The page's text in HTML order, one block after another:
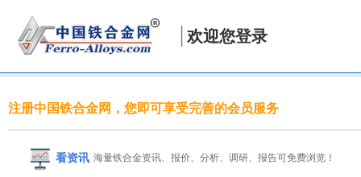
欢迎您登录
注册中国铁合金网，您即可享受完善的会员服务
看资讯 海量铁合金资讯、报价、分析、调研、报告可免费浏览！